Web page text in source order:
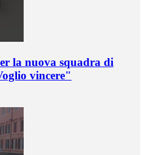
la nuova squadra di
vincere"